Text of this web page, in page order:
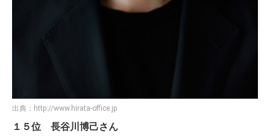
出典： http://www.hirata-office.jp
１５位 長谷川博己さん